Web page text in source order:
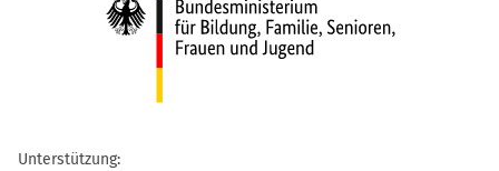
Unterstützung: